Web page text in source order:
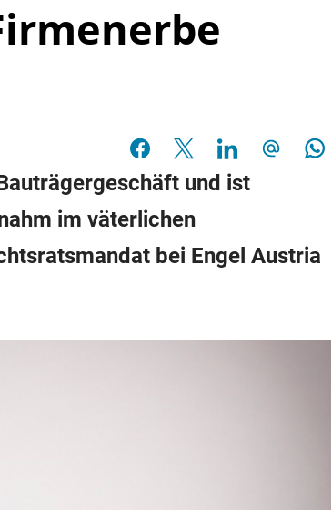
und ist
im väterlichen
bei Engel Austria